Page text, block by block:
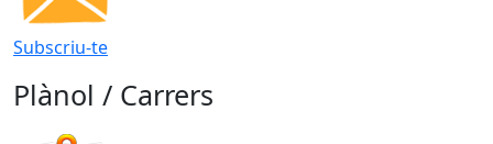
Subscriu-te
Plànol / Carrers